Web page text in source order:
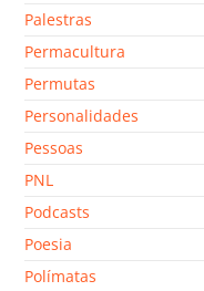
Palestras
Permacultura
Permutas
Personalidades
Pessoas
PNL
Podcasts
Poesia
Polímatas